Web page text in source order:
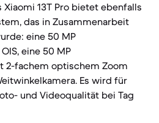
Xiaomi 13T Pro bietet ebenfalls
das in Zusammenarbeit
eine 50 MP
eine 50 MP
2-fachem optischem Zoom
Es wird für
und Videoqualität bei Tag